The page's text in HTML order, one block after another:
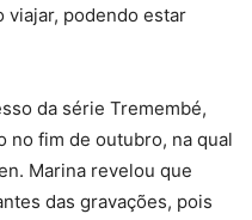
viajar, podendo estar
da série Tremembé,
no fim de outubro, na qual
Marina revelou que
das gravações, pois